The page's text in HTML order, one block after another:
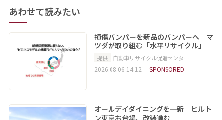
あわせて読みたい
損傷バンパーを新品のバンパーへ マ
ツダが取り組む「水平リサイクル」
提供 自動車リサイクル促進センター
2026.08.06 14:12 SPONSORED
オールデイダイニングを一新 ヒルト
ン東京お台場、改装進む